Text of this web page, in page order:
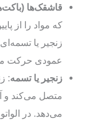
قاشقک‌ها
که مواد را از
زنجیر یا
عمودی حرکت
زنجیر یا تسمه:
متصل می‌کند و
می‌دهد. در